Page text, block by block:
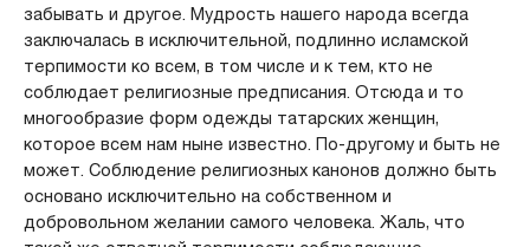
забывать и другое. Мудрость нашего народа всегда
заключалась в исключительной, подлинно исламской
терпимости ко всем, в том числе и к тем, кто не
соблюдает религиозные предписания. Отсюда и то
многообразие форм одежды татарских женщин,
которое всем нам ныне известно. По-другому и быть не
может. Соблюдение религиозных канонов должно быть
основано исключительно на собственном и
добровольном желании самого человека. Жаль, что